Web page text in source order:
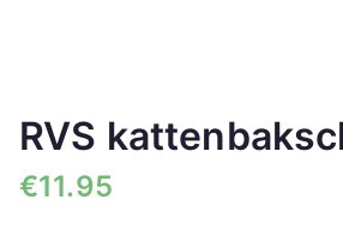
RVS
€11.95